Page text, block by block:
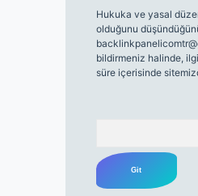
Hukuka ve yasal
olduğunu
bildirmeniz halinde,
süre içerisinde